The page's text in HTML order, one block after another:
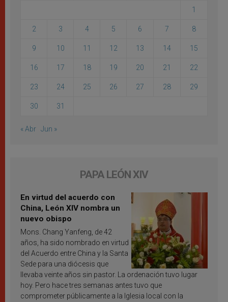
1
2 3 4 5 6 7 8
9 10 11 12 13 14 15
16 17 18 19 20 21 22
23 24 25 26 27 28 29
30 31
« Abr Jun »
PAPA LEÓN XIV
En virtud del acuerdo con
China, León XIV nombra un
nuevo obispo
Mons. Chang Yanfeng, de 42
años, ha sido nombrado en virtud
del Acuerdo entre China y la Santa
Sede para una diócesis que
llevaba veinte años sin pastor. La ordenación tuvo lugar
hoy. Pero hace tres semanas antes tuvo que
comprometer públicamente a la Iglesia local con la